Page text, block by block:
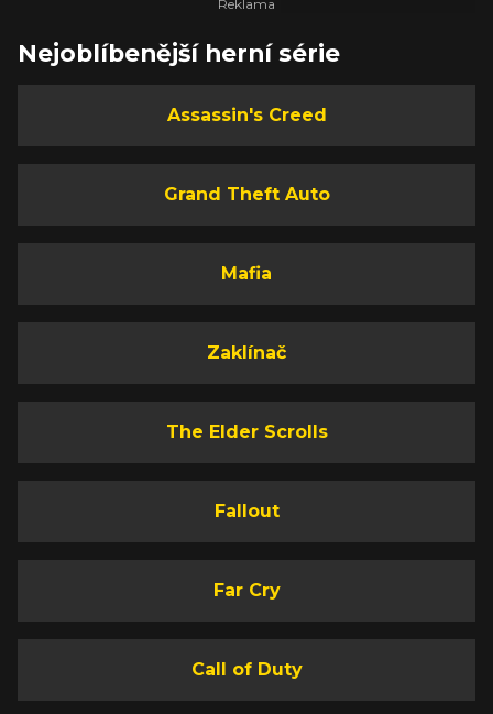
Nejoblíbenější herní série
Assassin's Creed
Grand Theft Auto
Mafia
Zaklínač
The Elder Scrolls
Fallout
Far Cry
Call of Duty